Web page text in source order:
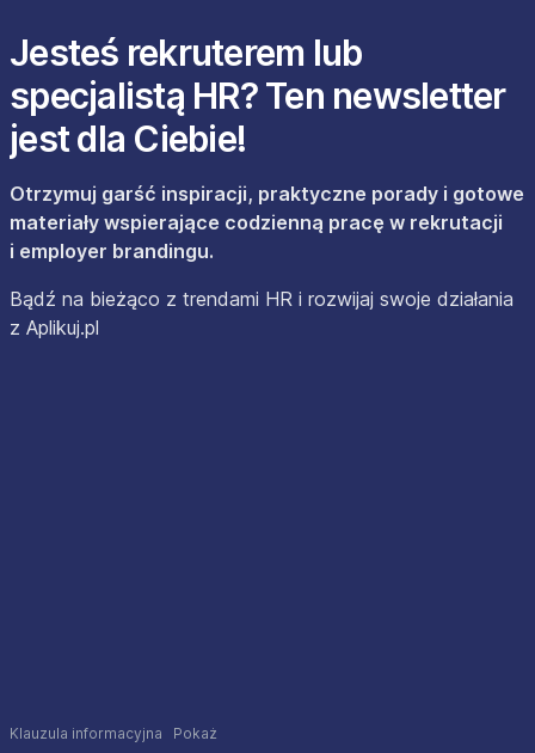
Jesteś rekruterem lub
specjalistą HR? Ten newsletter
jest dla Ciebie!
Otrzymuj garść inspiracji, praktyczne porady i gotowe
materiały wspierające codzienną pracę w rekrutacji
i employer brandingu.
Bądź na bieżąco z trendami HR i rozwijaj swoje działania
z Aplikuj.pl
Klauzula informacyjna Pokaż